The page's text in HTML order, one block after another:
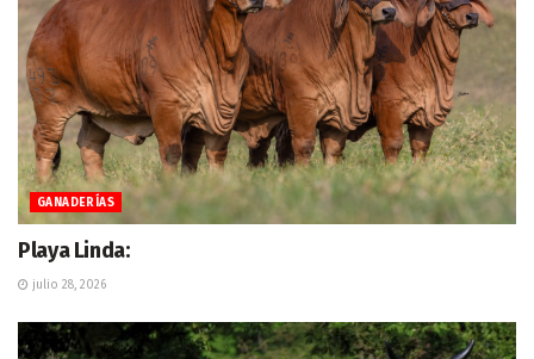
GANADERÍAS
Playa Linda:
julio 28, 2026